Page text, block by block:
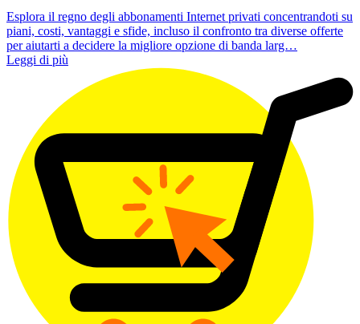
Esplora il regno degli abbonamenti Internet privati concentrandoti su
piani, costi, vantaggi e sfide, incluso il confronto tra diverse offerte
per aiutarti a decidere la migliore opzione di banda larg…
Leggi di più